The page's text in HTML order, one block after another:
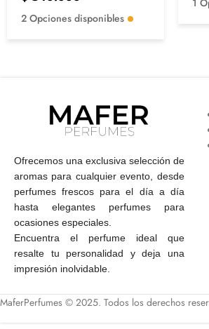
2 Opciones disponibles
1
Ofrecemos una exclusiva selección de
aromas para cualquier evento, desde
perfumes frescos para el día a día
hasta elegantes perfumes para
ocasiones especiales.
Encuentra el perfume ideal que
resalte tu personalidad y deja una
impresión inolvidable.
MaferPerfumes © 2025. Todos los derechos